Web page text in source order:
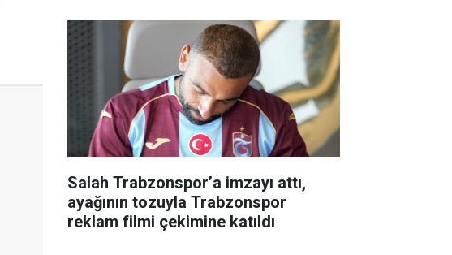
Salah Trabzonspor’a imzayı attı,
ayağının tozuyla Trabzonspor
reklam filmi çekimine katıldı